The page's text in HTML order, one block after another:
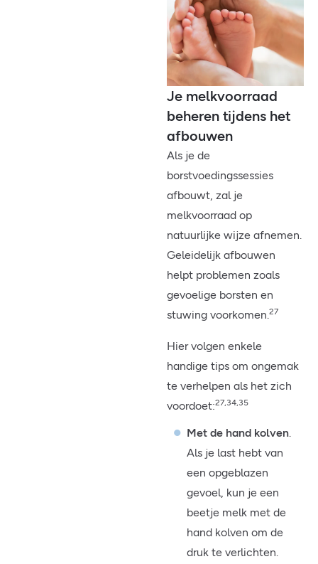
Je melkvoorraad
beheren tijdens het
afbouwen
Als je de
borstvoedingssessies
afbouwt, zal je
melkvoorraad op
natuurlijke wijze afnemen.
Geleidelijk afbouwen
helpt problemen zoals
gevoelige borsten en
stuwing voorkomen.27
Hier volgen enkele
handige tips om ongemak
te verhelpen als het zich
voordoet:27,34,35
Met de hand kolven.
Als je last hebt van
een opgeblazen
gevoel, kun je een
beetje melk met de
hand kolven om de
druk te verlichten.